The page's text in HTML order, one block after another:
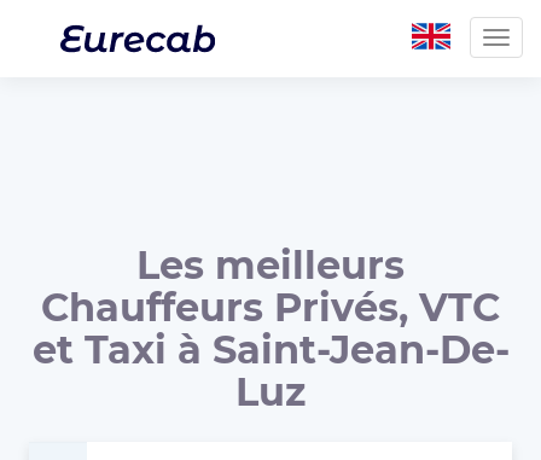
Les meilleurs
Chauffeurs Privés, VTC
et Taxi à Saint-Jean-De-
Luz